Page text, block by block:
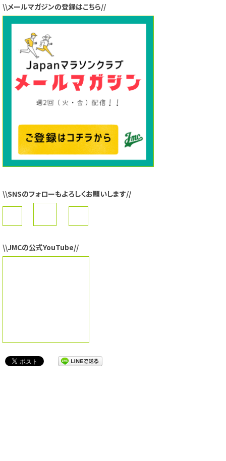
\\メールマガジンの登録はこちら//
\\SNSのフォローもよろしくお願いします//
\\JMCの公式YouTube//